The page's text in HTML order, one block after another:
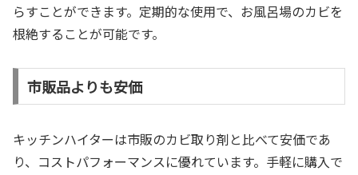
らすことができます。定期的な使用で、お風呂場のカビを
根絶することが可能です。
市販品よりも安価
キッチンハイターは市販のカビ取り剤と比べて安価であ
り、コストパフォーマンスに優れています。手軽に購入で